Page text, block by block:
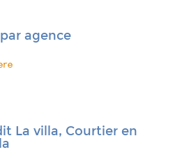
agence
La villa, Courtier en